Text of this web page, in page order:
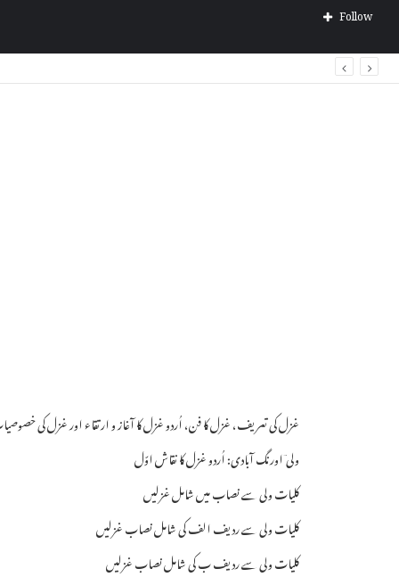
Follow
غزل کی تعریف، غزل کا فن، اُردو غزل کا آغاز و ارتقاء اور غزل کی
ولی ؔاورنگ آبادی: اُردو غزل کا نقاش اوّل
کلیات ولی سے نصاب میں شامل غزلیں
کلیات ولی سے ردیف الف کی شامل نصاب غزلیں
کلیات ولی سے ردیف ب کی شامل نصاب غزلیں